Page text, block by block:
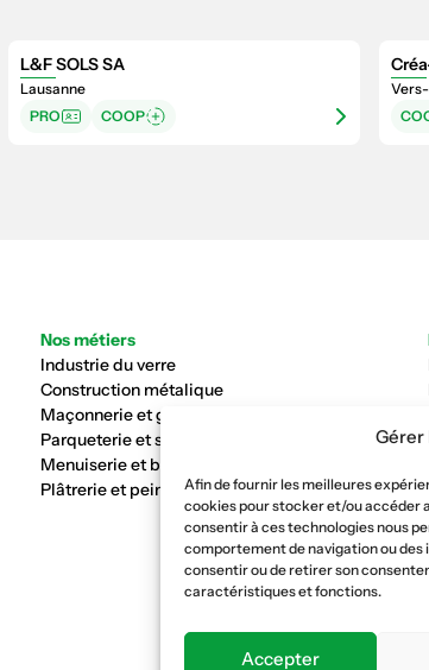
Afin de fournir les meilleures
cookies pour stocker et/ou accéder
consentir à ces technologies nous
comportement de navigation ou des
consentir ou de retirer son
caractéristiques et fonctions.
Accepter
L&F SOLS SA
Lausanne
PRO
COOP
Nos métiers
Industrie du verre
Construction métalique
Maçonnerie et génie civil
Parqueterie et sols
Menuiserie et bois
Plâtrerie et peinture